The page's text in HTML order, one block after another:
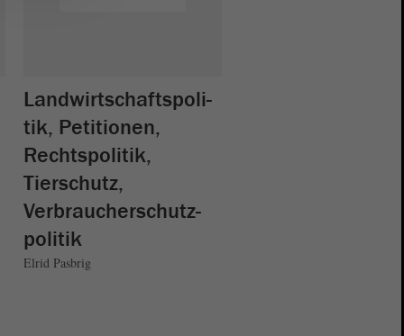
Landwirtschaftspoli-
tik, Petitionen,
Rechtspolitik,
Tierschutz,
Verbraucherschutz-
politik
Elrid Pasbrig